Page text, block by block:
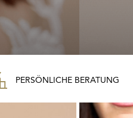
PERSÖNLICHE BERATUNG